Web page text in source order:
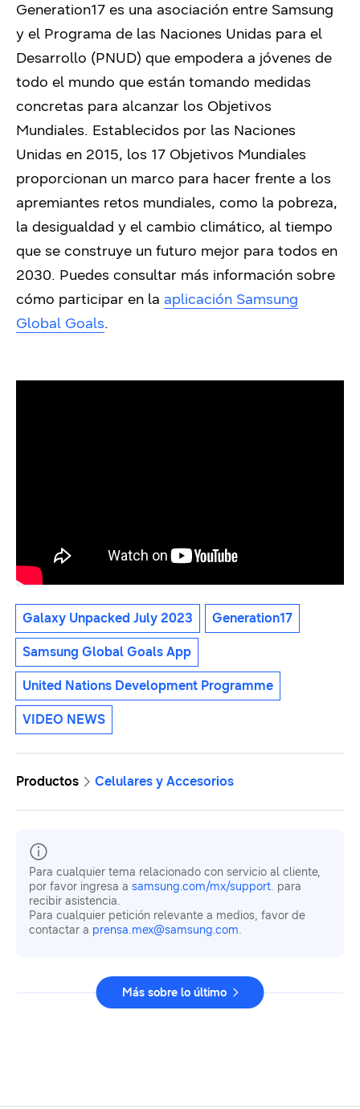
Generation17 es una asociación entre Samsung
y el Programa de las Naciones Unidas para el
Desarrollo (PNUD) que empodera a jóvenes de
todo el mundo que están tomando medidas
concretas para alcanzar los Objetivos
Mundiales. Establecidos por las Naciones
Unidas en 2015, los 17 Objetivos Mundiales
proporcionan un marco para hacer frente a los
apremiantes retos mundiales, como la pobreza,
la desigualdad y el cambio climático, al tiempo
que se construye un futuro mejor para todos en
2030. Puedes consultar más información sobre
cómo participar en la aplicación Samsung
Global Goals.
Galaxy Unpacked July 2023 Generation17
Samsung Global Goals App
United Nations Development Programme
VIDEO NEWS
Productos Celulares y Accesorios
Para cualquier tema relacionado con servicio al cliente,
por favor ingresa a samsung.com/mx/support. para
recibir asistencia.
Para cualquier petición relevante a medios, favor de
contactar a prensa.mex@samsung.com.
Más sobre lo último